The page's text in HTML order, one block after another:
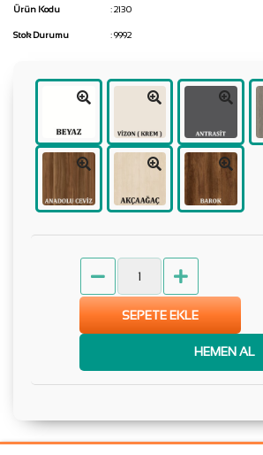
Ürün Kodu : 2130
Stok Durumu : 9992
SEPETE EKLE
HEMEN AL